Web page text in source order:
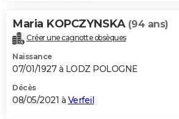
Maria KOPCZYNSKA (94 ans)
Créer une cagnotte obsèques
Naissance
07/01/1927 à LODZ POLOGNE
Décès
08/05/2021 à Verfeil